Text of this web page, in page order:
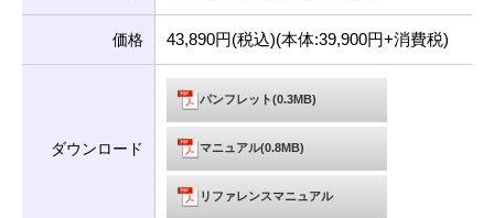
価格 43,890円(税込)(本体:39,900円+消費税)
ダウンロード
パンフレット(0.3MB)
マニュアル(0.8MB)
リファレンスマニュアル